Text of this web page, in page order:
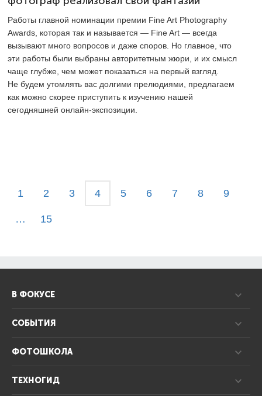
Работы главной номинации премии Fine Art Photography
Awards, которая так и называется — Fine Art — всегда
вызывают много вопросов и даже споров. Но главное, что
эти работы были выбраны авторитетным жюри, и их смысл
чаще глубже, чем может показаться на первый взгляд.
Не будем утомлять вас долгими прелюдиями, предлагаем
как можно скорее приступить к изучению нашей
сегодняшней онлайн-экспозиции.
1 2 3 4 5 6 7 8 9
… 15
В ФОКУСЕ
СОБЫТИЯ
ФОТОШКОЛА
ТЕХНОГИД